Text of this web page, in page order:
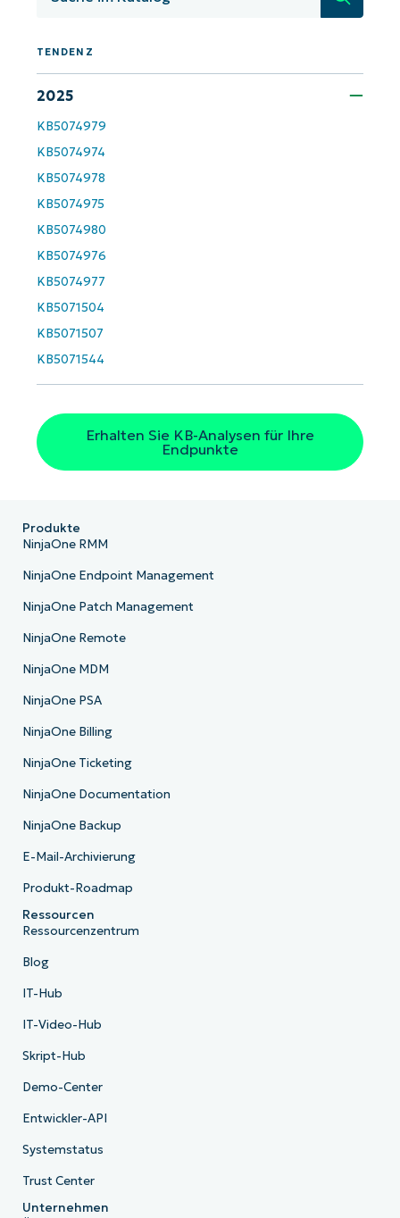
TENDENZ
2025
KB5074979
KB5074974
KB5074978
KB5074975
KB5074980
KB5074976
KB5074977
KB5071504
KB5071507
KB5071544
Erhalten Sie KB-Analysen für Ihre
Endpunkte
KB-Analysen!
First
and
name*
Business
Phone
Land
name*
Produkte
NinjaOne RMM
NinjaOne Endpoint Management
NinjaOne Patch Management
NinjaOne Remote
NinjaOne MDM
NinjaOne PSA
NinjaOne Billing
NinjaOne Ticketing
NinjaOne Documentation
NinjaOne Backup
E-Mail-Archivierung
Produkt-Roadmap
Ressourcen
Ressourcenzentrum
Blog
IT-Hub
IT-Video-Hub
Skript-Hub
Demo-Center
Entwickler-API
Systemstatus
Trust Center
Unternehmen